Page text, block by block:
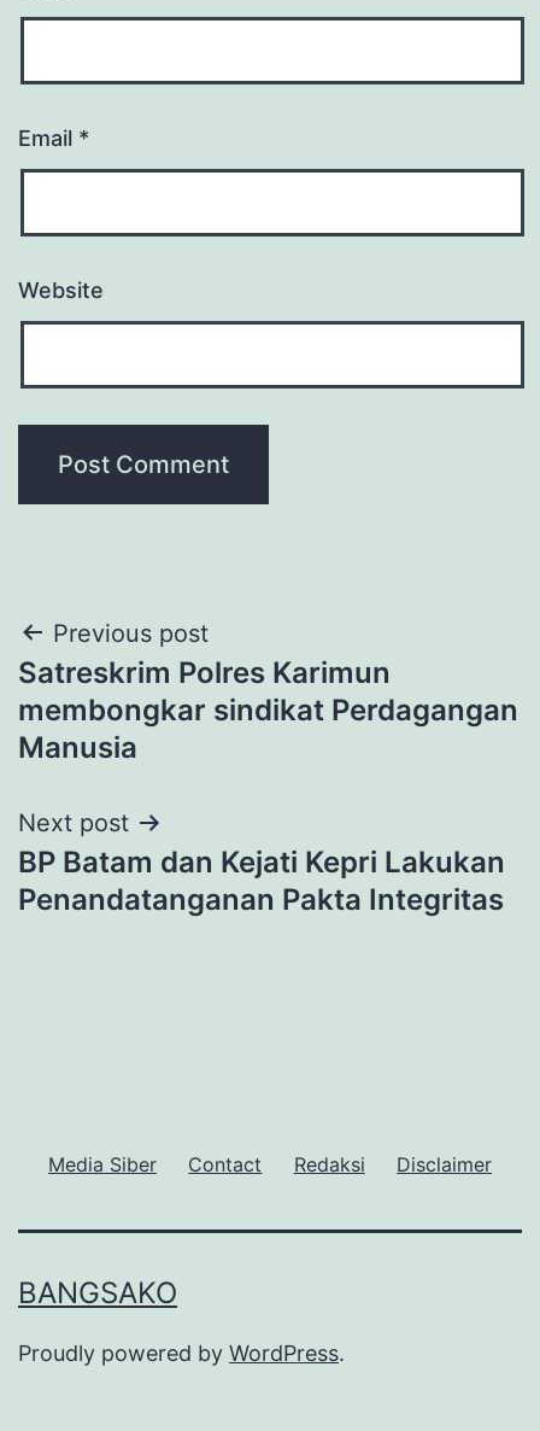
Email *
Website
Post
navigation
Previous post
Satreskrim Polres Karimun
membongkar sindikat Perdagangan
Manusia
Next post
BP Batam dan Kejati Kepri Lakukan
Penandatanganan Pakta Integritas
Media Siber Contact Redaksi Disclaimer
BANGSAKO
Proudly powered by WordPress.